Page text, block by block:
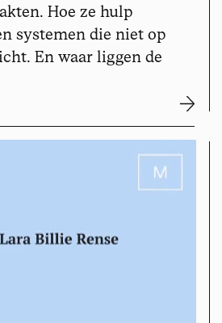
Hoe ze hulp
systemen die niet op
En waar liggen de